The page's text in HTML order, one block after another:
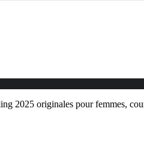
2025 originales pour femmes,